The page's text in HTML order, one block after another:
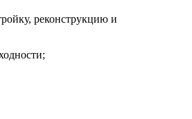
реконструкцию и